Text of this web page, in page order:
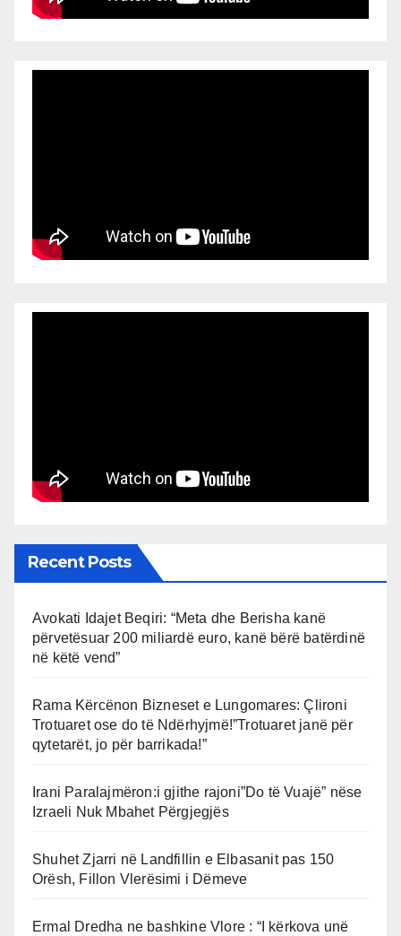
Recent Posts
Avokati Idajet Beqiri: “Meta dhe Berisha kanë
përvetësuar 200 miliardë euro, kanë bërë batërdinë
në këtë vend”
Rama Kërcënon Bizneset e Lungomares: Çlironi
Trotuaret ose do të Ndërhyjmë!”Trotuaret janë për
qytetarët, jo për barrikada!”
Irani Paralajmëron:i gjithe rajoni”Do të Vuajë” nëse
Izraeli Nuk Mbahet Përgjegjës
Shuhet Zjarri në Landfillin e Elbasanit pas 150
Orësh, Fillon Vlerësimi i Dëmeve
Ermal Dredha ne bashkine Vlore : “I kërkova unë